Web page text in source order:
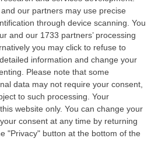
our partners may use precise
through device scanning. You
and our 1733 partners’ processing
you may click to refuse to
information and change your
Please note that some
data may not require your consent,
to such processing. Your
website only. You can change your
consent at any time by returning
"Privacy" button at the bottom of the
In Marcia
chiusa la società Stretto di Messina. La
dal governo Monti nel 2013, e la…
Il Grande Abbraccio Tra Identità
– FOTO
the City arriva a Reggio Calabria. Dopo il
dove la manifestazione ha fatto s…